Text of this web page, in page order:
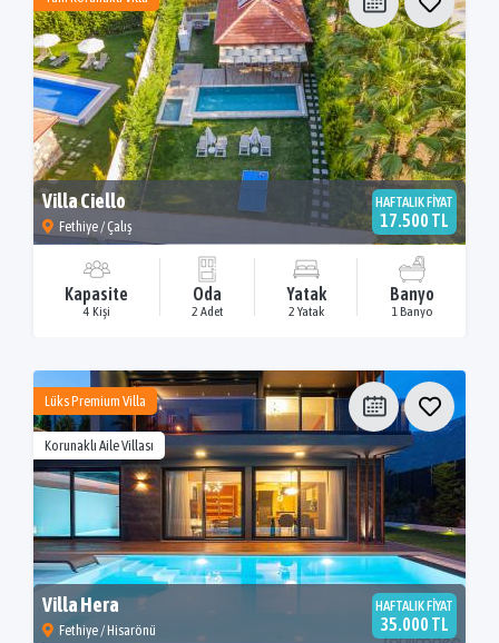
Villa Ciello
Fethiye / Çalış
HAFTALIK FİYAT
17.500 TL
Kapasite
4 Kişi
Oda
2 Adet
Yatak
2 Yatak
Banyo
1 Banyo
Lüks Premium Villa
Korunaklı Aile Villası
Villa Hera
Fethiye / Hisarönü
HAFTALIK FİYAT
35.000 TL